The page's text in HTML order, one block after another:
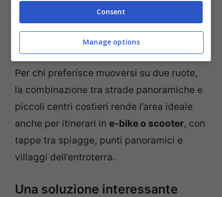
tenga conto che non sono disponibili
servizi e quindi è fondamentale attrezzarsi
Per chi preferisce muoversi su due ruote,
la combinazione tra strade panoramiche e
piccoli centri costieri rende l’area ideale
anche per itinerari in e-bike o scooter, con
tappe tra spiagge, punti panoramici e
villaggi dell’entroterra.
Una soluzione interessante
Consent
Manage options